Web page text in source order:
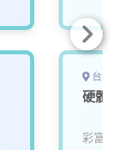
台北
硬體
彩富電